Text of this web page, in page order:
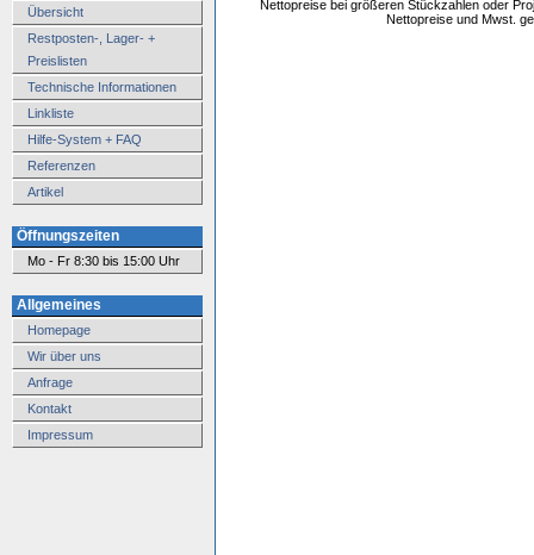
Übersicht
Restposten-, Lager- +
Preislisten
Technische Informationen
Linkliste
Hilfe-System + FAQ
Referenzen
Artikel
Öffnungszeiten
Mo - Fr 8:30 bis 15:00 Uhr
Allgemeines
Homepage
Wir über uns
Anfrage
Kontakt
Impressum
Nettopreise bei größeren Stückzahlen oder
Nettopreise und Mwst.